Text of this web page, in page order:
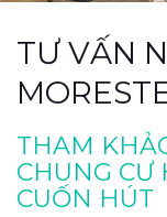
TƯ VẤN
THAM
CHUNG
CUỐN HÚT